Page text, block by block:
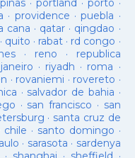
·portland · porto ·
· providence ·puebla ·
cana · qatar · qingdao ·
· quito · rabat · rd congo ·
· reno · republica
· riyadh · roma ·
· rovaniemi · rovereto ·
· salvador de bahia ·
· san francisco · san
· santa cruz de
chile · santo domingo ·
· sarasota · sardenya